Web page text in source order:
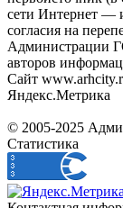
сети Интернет —
согласия на
Администрации
авторов
Сайт
Яндекс.Метрика
© 2005-2025
Статистика